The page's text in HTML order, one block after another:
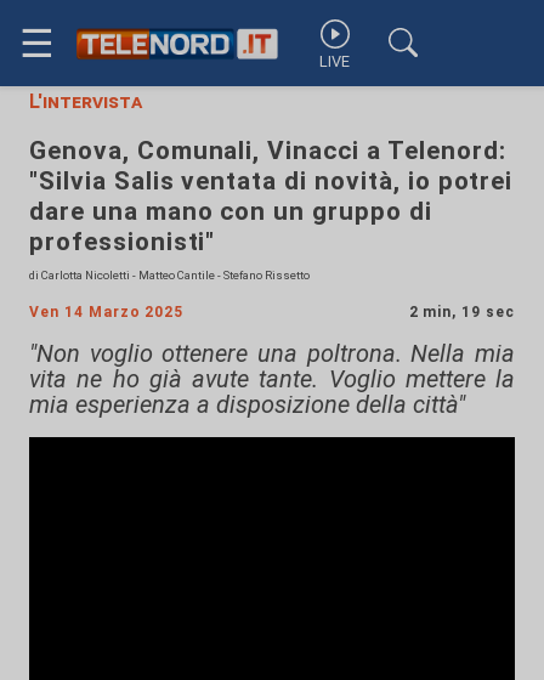
☰ LIVE
L'intervista
Genova, Comunali, Vinacci a Telenord:
"Silvia Salis ventata di novità, io potrei
dare una mano con un gruppo di
professionisti"
di Carlotta Nicoletti - Matteo Cantile - Stefano Rissetto
Ven 14 Marzo 2025 2 min, 19 sec
"Non voglio ottenere una poltrona. Nella mia
vita ne ho già avute tante. Voglio mettere la
mia esperienza a disposizione della città"